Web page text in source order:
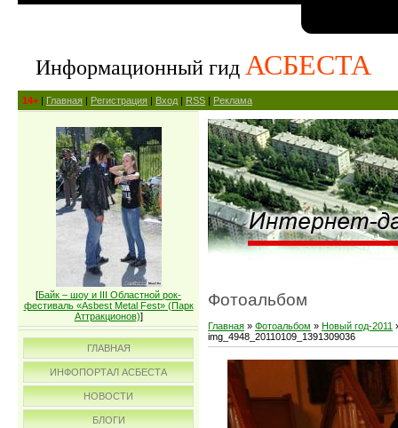
Информационный гид АСБЕСТА
14+ | Главная | Регистрация | Вход | RSS | Реклама
[Байк – шоу и III Областной рок-
фестиваль «Asbest Metal Fest» (Парк
Аттракционов)]
ГЛАВНАЯ
ИНФОПОРТАЛ АСБЕСТА
НОВОСТИ
БЛОГИ
Фотоальбом
Главная » Фотоальбом » Новый год-2011
img_4948_20110109_1391309036